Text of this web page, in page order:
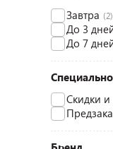
Завтра (2)
До 3
До 7
Скидки